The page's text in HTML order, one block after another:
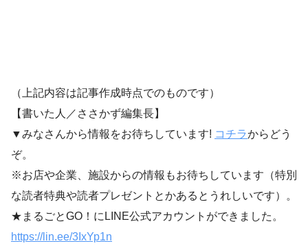
（上記内容は記事作成時点でのものです）
【書いた人／ささかず編集長】
▼みなさんから情報をお待ちしています! コチラからどう
ぞ。
※お店や企業、施設からの情報もお待ちしています（特別
な読者特典や読者プレゼントとかあるとうれしいです）。
★まるごとGO！にLINE公式アカウントができました。
https://lin.ee/3IxYp1n